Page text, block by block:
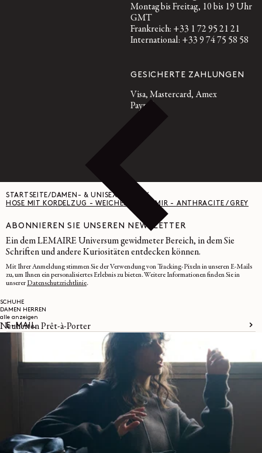
SCHUHE
DAMEN
HERREN
alle anzeigen
Neuheiten Prêt-à-Porter
Montag bis Freitag, 10 bis 19 Uhr
GMT
Frankreich: +33 1 72 95 21 21
International: +33 9 74 75 58 58
GESICHERTE ZAHLUNGEN
Visa, Mastercard, Amex
Paypal
STARTSEITE/ DAMEN- & UNISEX-HOSEN
/
HOSE MIT KORDELZUG - WEICHES KASCHMIR - ANTHRACITE / GREY
ABONNIEREN SIE UNSEREN NEWSLETTER
Ein dem LEMAIRE Universum gewidmeter Bereich, in dem Sie
Schriften und andere Kuriositäten entdecken können.
Mit Ihrer Anmeldung stimmen Sie der Verwendung von Tracking-Pixeln in unseren E-Mails
zu, um Ihnen ein personalisiertes Erlebnis zu bieten. Weitere Informationen finden Sie in
unserer Datenschutzrichtlinie.
E-MAIL